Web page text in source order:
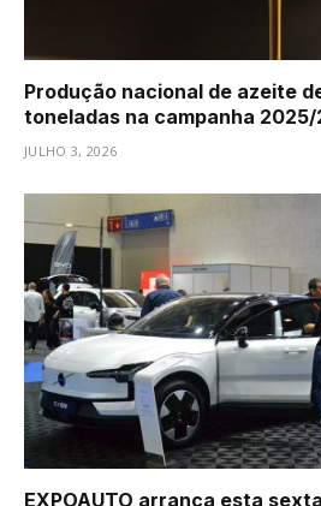
Produção nacional de azeite
toneladas na campanha
JULHO 3, 2026
EXPOAUTO arranca esta